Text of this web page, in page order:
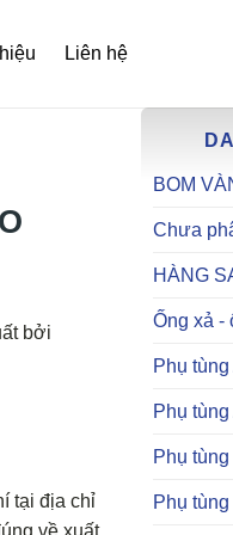
Liên hệ
BOM
Chưa
HÀNG
Ống xả -
Phụ
Phụ
Phụ
Phụ
bởi
tại địa chỉ